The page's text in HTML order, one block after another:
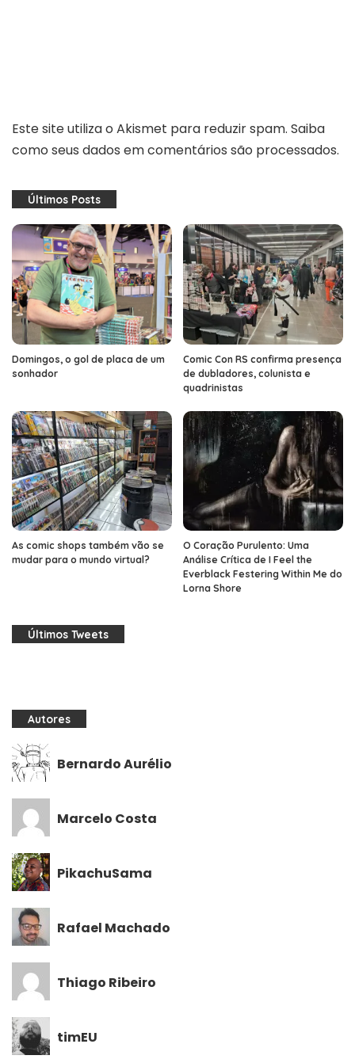
Este site utiliza o Akismet para reduzir spam. Saiba
como seus dados em comentários são processados.
Últimos Posts
Domingos, o gol de placa de um
sonhador
Comic Con RS confirma presença
de dubladores, colunista e
quadrinistas
As comic shops também vão se
mudar para o mundo virtual?
O Coração Purulento: Uma
Análise Crítica de I Feel the
Everblack Festering Within Me do
Lorna Shore
Últimos Tweets
Autores
Bernardo Aurélio
Marcelo Costa
PikachuSama
Rafael Machado
Thiago Ribeiro
timEU